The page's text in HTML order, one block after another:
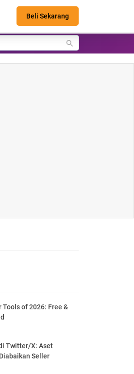
Beli Sekarang
Tools of 2026: Free &
Twitter/X: Aset
Seller